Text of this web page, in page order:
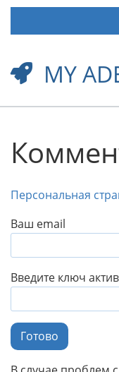
MY
Персональная
Ваш email
Введите ключ
Готово